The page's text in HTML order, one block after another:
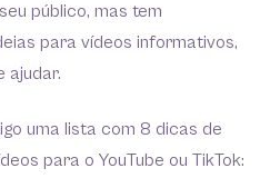
público, mas tem
para vídeos informativos,
ajudar.
uma lista com 8 dicas de
para o YouTube ou TikTok: